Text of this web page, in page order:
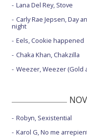
Lana Del Rey, Stove
Carly Rae Jepsen, Day
night
Eels, Cookie happened
Chaka Khan, Chakzilla
Weezer, Weezer (Gold
Robyn, Sexistential
Karol G, No me